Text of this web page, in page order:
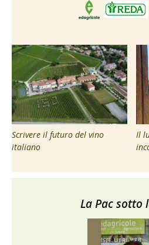
Scrivere il futuro del vino
italiano
Il
La Pac sotto